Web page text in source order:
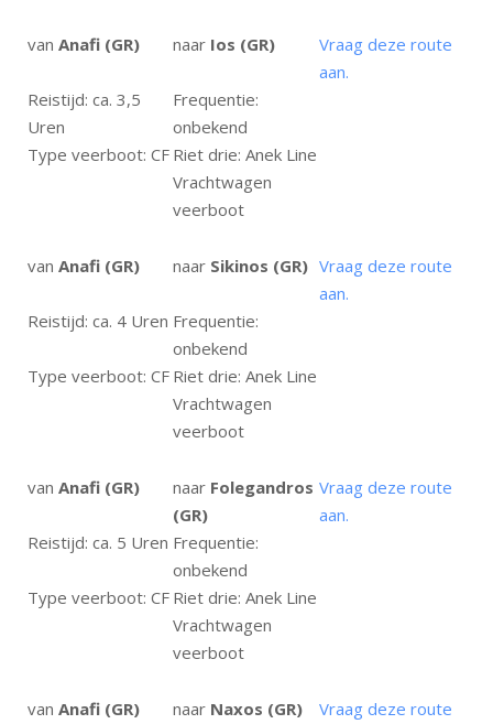
van Anafi (GR) naar Ios (GR)
Vraag deze route
aan.
Reistijd: ca. 3,5
Uren
Frequentie:
onbekend
Type veerboot: CF Riet drie: Anek Line
Vrachtwagen
veerboot
van Anafi (GR) naar Sikinos (GR) Vraag deze route
aan.
Reistijd: ca. 4 Uren Frequentie:
onbekend
Type veerboot: CF Riet drie: Anek Line
Vrachtwagen
veerboot
van Anafi (GR) naar Folegandros
(GR)
Vraag deze route
aan.
Reistijd: ca. 5 Uren Frequentie:
onbekend
Type veerboot: CF Riet drie: Anek Line
Vrachtwagen
veerboot
van Anafi (GR) naar Naxos (GR)
Vraag deze route